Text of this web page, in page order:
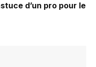
d’un pro pour le